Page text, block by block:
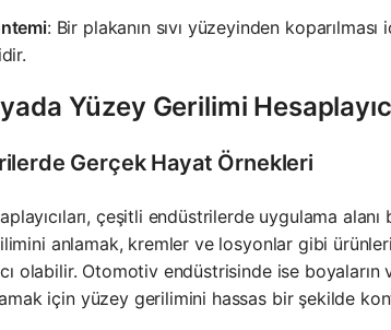
: Bir plakanın sıvı yüzeyinden
Yüzey Gerilimi
Gerçek Hayat Örnekleri
çeşitli endüstrilerde uygulama
anlamak, kremler ve losyonlar gibi
olabilir. Otomotiv endüstrisinde ise boyaların
için yüzey gerilimini hassas bir şekilde